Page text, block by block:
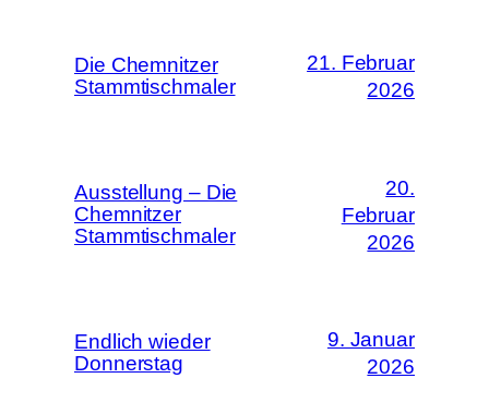
Die Chemnitzer
Stammtischmaler
21. Februar
2026
Ausstellung – Die
Chemnitzer
Stammtischmaler
20.
Februar
2026
Endlich wieder
Donnerstag
9. Januar
2026